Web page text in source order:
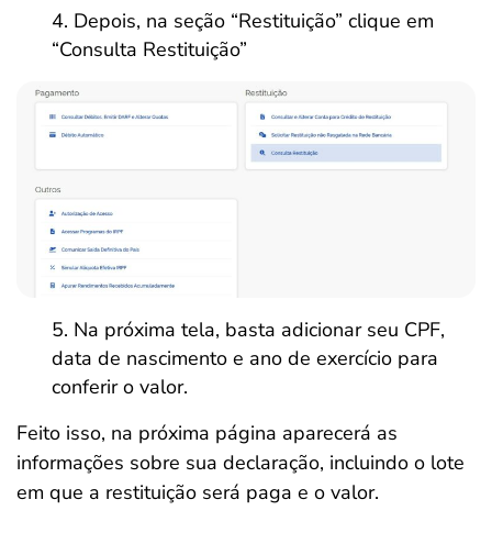
Depois, na seção “Restituição” clique em
“Consulta Restituição”
Na próxima tela, basta adicionar seu CPF,
data de nascimento e ano de exercício para
conferir o valor.
Feito isso, na próxima página aparecerá as
informações sobre sua declaração, incluindo o lote
em que a restituição será paga e o valor.